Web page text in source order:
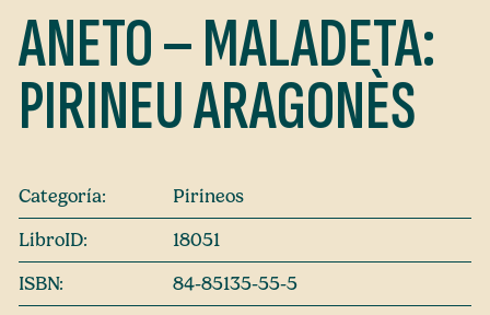
ANETO – MALADETA:
PIRINEU ARAGONÈS
Categoría:
Pirineos
LibroID:
18051
ISBN:
84-85135-55-5